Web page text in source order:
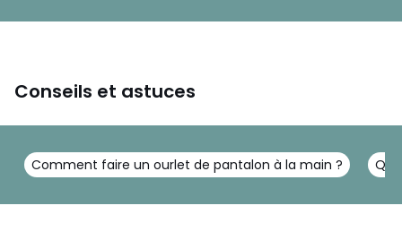
Conseils et astuces
Comment faire un ourlet de pantalon à la main ?